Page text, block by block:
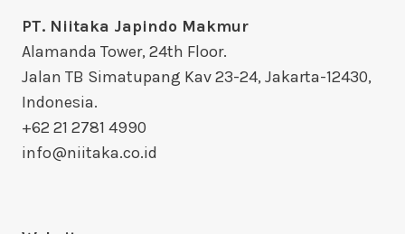
PT. Niitaka Japindo Makmur
Alamanda Tower, 24th Floor.
Jalan TB Simatupang Kav 23-24, Jakarta-12430,
Indonesia.
+62 21 2781 4990
info@niitaka.co.id